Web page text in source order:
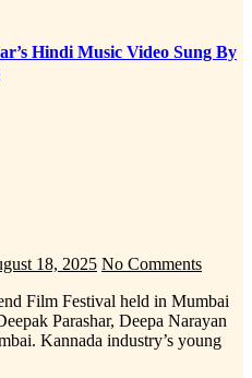
Hindi Music Video Sung By
18, 2025 No Comments
Parashar, Deepa Narayan
Kannada industry’s young